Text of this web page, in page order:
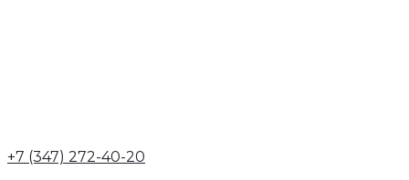
+7 (347) 272-40-20